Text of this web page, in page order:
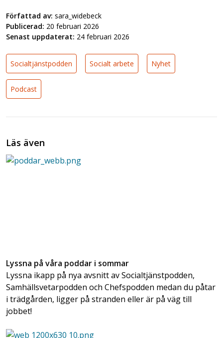
Författad av: sara_widebeck
Publicerad: 20 februari 2026
Senast uppdaterat: 24 februari 2026
Socialtjänstpodden Socialt arbete Nyhet
Podcast
Läs även
Lyssna på våra poddar i sommar
Lyssna ikapp på nya avsnitt av Socialtjänstpodden,
Samhällsvetarpodden och Chefspodden medan du påtar
i trädgården, ligger på stranden eller är på väg till
jobbet!